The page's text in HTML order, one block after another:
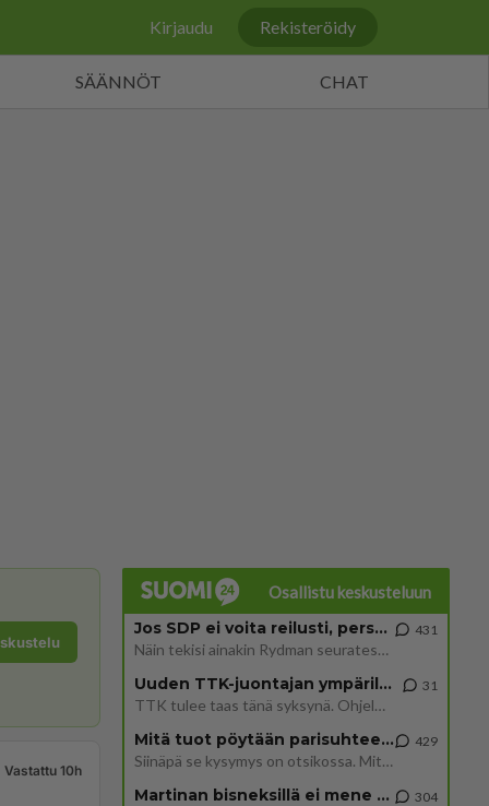
Kirjaudu Rekisteröidy
SÄÄNNÖT CHAT
Vastattu 10h
Osallistu keskusteluun
Jos SDP ei voita reilusti, persut kumoavat demokratian Suomesta
Näin tekisi ainakin Rydman seuratessaan idolinsa Trumpin mallia https://www.is.fi/politiikka/art-2000012187244.html
431
Uuden TTK-juontajan ympärillä epätietoisuus sakenee - Nyt MTV hämmentää soppaa
TTK tulee taas tänä syksynä. Ohjelman uudet tähtioppilaat julkistetaan torstaina 6. elokuuta klo 14 alkavassa lehdistö
31
Mitä tuot pöytään parisuhteessa?
Siinäpä se kysymys on otsikossa. Mitäpä siis tuot/toisit pöytään parisuhteessa? Oletko mies vai nainen? Koetko sen mitä
429
Martinan bisneksillä ei mene hyvin 304